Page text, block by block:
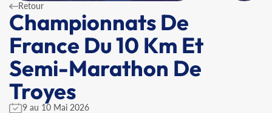
Retour
Championnats De
France Du 10 Km Et
Semi-Marathon De
Troyes
9 au 10 Mai 2026